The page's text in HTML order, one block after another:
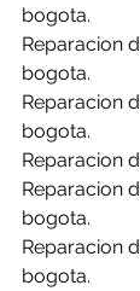
bogota.
Reparacion
bogota.
Reparacion
bogota.
Reparacion
Reparacion
bogota.
Reparacion
bogota.